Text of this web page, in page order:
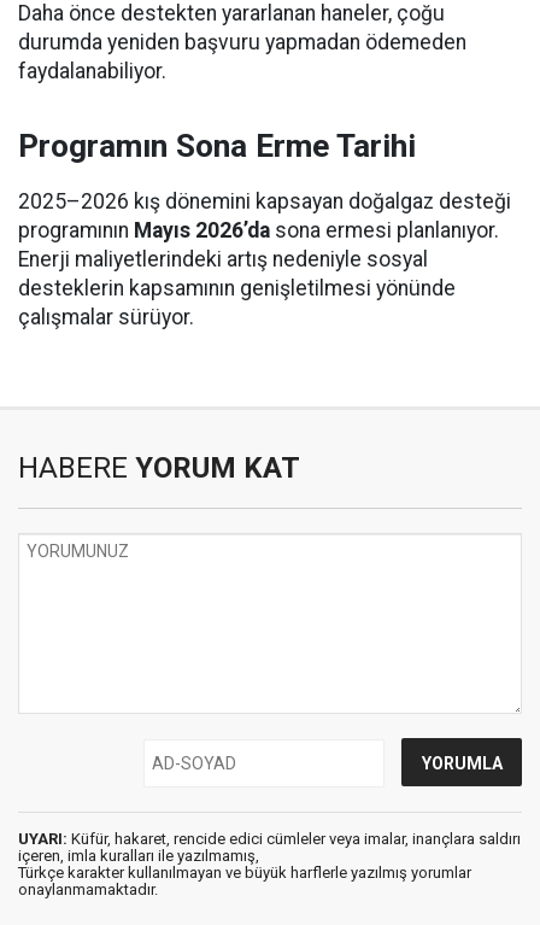
Daha önce destekten yararlanan haneler, çoğu
durumda yeniden başvuru yapmadan ödemeden
faydalanabiliyor.
Programın Sona Erme Tarihi
2025–2026 kış dönemini kapsayan doğalgaz desteği
programının Mayıs 2026’da sona ermesi planlanıyor.
Enerji maliyetlerindeki artış nedeniyle sosyal
desteklerin kapsamının genişletilmesi yönünde
çalışmalar sürüyor.
HABERE YORUM KAT
UYARI: Küfür, hakaret, rencide edici cümleler veya imalar, inançlara saldırı
içeren, imla kuralları ile yazılmamış,
Türkçe karakter kullanılmayan ve büyük harflerle yazılmış yorumlar
onaylanmamaktadır.